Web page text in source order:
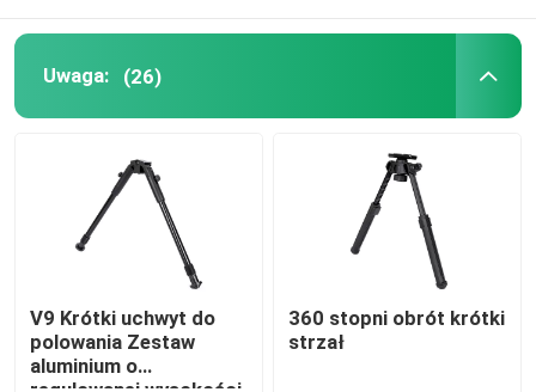
Stojak na aparat
Teleskopowy montaż
Zakładka zakresu
wspornik do zawieszania
Uwaga: (26)
V9 Krótki uchwyt do
polowania Zestaw
aluminium o
360 stopni obrót krótki
strzał